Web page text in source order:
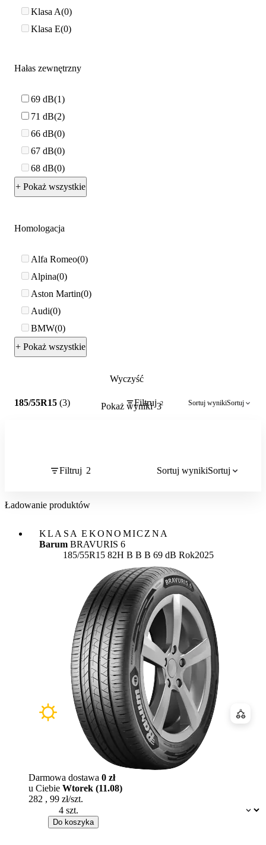
Klasa A 0
Klasa E 0
Hałas zewnętrzny
69 dB 1
71 dB 2
66 dB 0
67 dB 0
68 dB 0
+ Pokaż wszystkie
Homologacja
Alfa Romeo 0
Alpina 0
Aston Martin 0
Audi 0
BMW 0
+ Pokaż wszystkie
Wyczyść
Pokaż wyniki 3
185/55R15 (3) Filtruj 2 Sortuj wynikiSortuj
Filtruj 2 Sortuj wynikiSortuj
Ładowanie produktów
KLASA EKONOMICZNA
Barum BRAVURIS 6
185/55R15 82H Etykieta:
B B B 69 dB Rok2025
Dostępność:
Darmowa dostawa 0 zł
u Ciebie Wtorek (11.08)
282 , 99 zł/szt.
Do koszyka